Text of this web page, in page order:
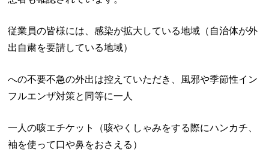
従業員の皆様には、感染が拡大している地域（自治体が外
出自粛を要請している地域）
への不要不急の外出は控えていただき、風邪や季節性イン
フルエンザ対策と同等に一人
一人の咳エチケット（咳やくしゃみをする際にハンカチ、
袖を使って口や鼻をおさえる）